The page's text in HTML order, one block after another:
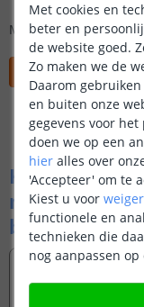
Maak je woonkamer
Ontdek alle
Klaar om je
maken?
bij jouw
Met cookies en
beter en
de website goed.
Zo maken we de
Daarom
en buiten onze
gegevens voor
doen we op een
hier alles over
'Accepteer' om te
Kiest u voor
functionele en
technieken die
nog aanpassen